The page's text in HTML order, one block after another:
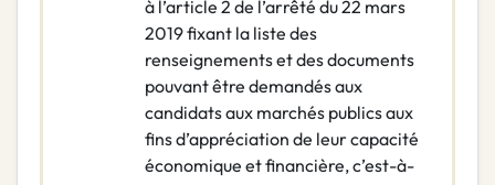
à l’article 2 de l’arrêté du 22 mars
2019 fixant la liste des
renseignements et des documents
pouvant être demandés aux
candidats aux marchés publics aux
fins d’appréciation de leur capacité
économique et financière, c’est-à-